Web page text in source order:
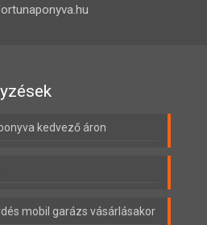
kedvező áron
mobil garázs vásárlásakor